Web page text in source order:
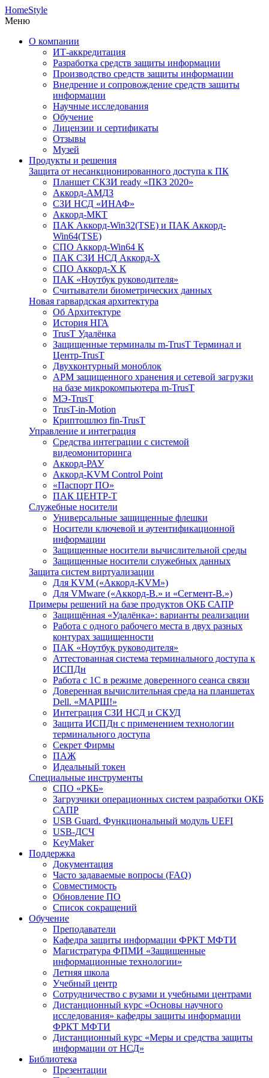
HomeStyle
Меню
О компании
ИТ-аккредитация
Разработка средств защиты информации
Производство средств защиты информации
Внедрение и сопровождение средств защиты
информации
Научные исследования
Обучение
Лицензии и сертификаты
Отзывы
Музей
Продукты и решения
Защита от несанкционированного доступа к ПК
Планшет СКЗИ ready «ПКЗ 2020»
Аккорд-АМДЗ
СЗИ НСД «ИНАФ»
Аккорд-МКТ
ПАК Аккорд-Win32(TSE) и ПАК Аккорд-
Win64(TSE)
СПО Аккорд-Win64 К
ПАК СЗИ НСД Аккорд-X
СПО Аккорд-X К
ПАК «Ноутбук руководителя»
Cчитыватели биометрических данных
Новая гарвардская архитектура
Об Архитектуре
История НГА
TrusT Удалёнка
Защищенные терминалы m-TrusT Терминал и
Центр-TrusT
Двухконтурный моноблок
АРМ защищенного хранения и сетевой загрузки
на базе микрокомпьютера m-TrusT
МЭ-TrusT
TrusT-in-Motion
Криптошлюз fin-TrusT
Управление и интеграция
Средства интеграции с системой
видеомониторинга
Аккорд-РАУ
Аккорд-KVM Control Point
«Паспорт ПО»
ПАК ЦЕНТР-Т
Служебные носители
Универсальные защищенные флешки
Носители ключевой и аутентификационной
информации
Защищенные носители вычислительной среды
Защищенные носители служебных данных
Защита систем виртуализации
Для KVM («Аккорд-KVM»)
Для VMware («Аккорд-В.» и «Сегмент-В.»)
Примеры решений на базе продуктов ОКБ САПР
Защищённая «Удалёнка»: варианты реализации
Работа с одного рабочего места в двух разных
контурах защищенности
ПАК «Ноутбук руководителя»
Аттестованная система терминального доступа к
ИСПДн
Работа с 1С в режиме доверенного сеанса связи
Доверенная вычислительная среда на планшетах
Dell. «МАРШ!»
Интеграция СЗИ НСД и СКУД
Защита ИСПДн с применением технологии
терминального доступа
Секрет Фирмы
ПАЖ
Идеальный токен
Специальные инструменты
СПО «РКБ»
Загрузчики операционных систем разработки ОКБ
САПР
USB Guard. Функциональный модуль UEFI
USB-ДСЧ
KeyMaker
Поддержка
Документация
Часто задаваемые вопросы (FAQ)
Совместимость
Обновление ПО
Список сокращений
Обучение
Преподаватели
Кафедра защиты информации ФРКТ МФТИ
Магистратура ФПМИ «Защищенные
информационные технологии»
Летняя школа
Учебный центр
Сотрудничество с вузами и учебными центрами
Дистанционный курс «Основы научного
исследования» кафедры защиты информации
ФРКТ МФТИ
Дистанционный курс «Меры и средства защиты
информации от НСД»
Библиотека
Презентации